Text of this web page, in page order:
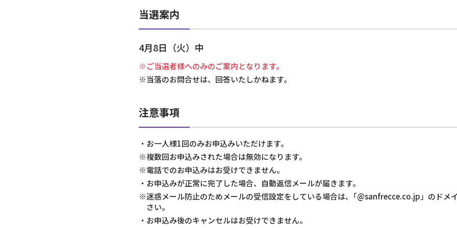
当選案内
4月8日（火）中
※ご当選者様へのみのご案内となります。
※当落のお問合せは、回答いたしかねます。
注意事項
・お一人様1回のみお申込みいただけます。
※複数回お申込みされた場合は無効になります。
※電話でのお申込みはお受けできません。
・お申込みが正常に完了した場合、自動返信メールが届きます。
※迷惑メール防止のためメールの受信設定をしている場合は､「@sanfrecce.co.jp」のドメ
さい。
・お申込み後のキャンセルはお受けできません。